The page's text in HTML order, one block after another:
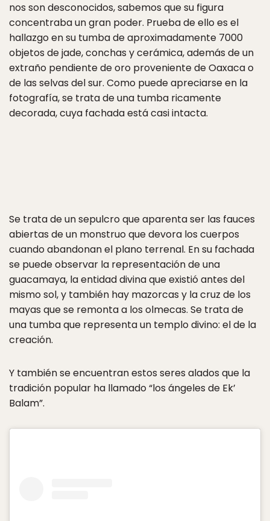
nos son desconocidos, sabemos que su figura
concentraba un gran poder. Prueba de ello es el
hallazgo en su tumba de aproximadamente 7000
objetos de jade, conchas y cerámica, además de un
extraño pendiente de oro proveniente de Oaxaca o
de las selvas del sur. Como puede apreciarse en la
fotografía, se trata de una tumba ricamente
decorada, cuya fachada está casi intacta.
Se trata de un sepulcro que aparenta ser las fauces
abiertas de un monstruo que devora los cuerpos
cuando abandonan el plano terrenal. En su fachada
se puede observar la representación de una
guacamaya, la entidad divina que existió antes del
mismo sol, y también hay mazorcas y la cruz de los
mayas que se remonta a los olmecas. Se trata de
una tumba que representa un templo divino: el de la
creación.
Y también se encuentran estos seres alados que la
tradición popular ha llamado “los ángeles de Ek’
Balam”.